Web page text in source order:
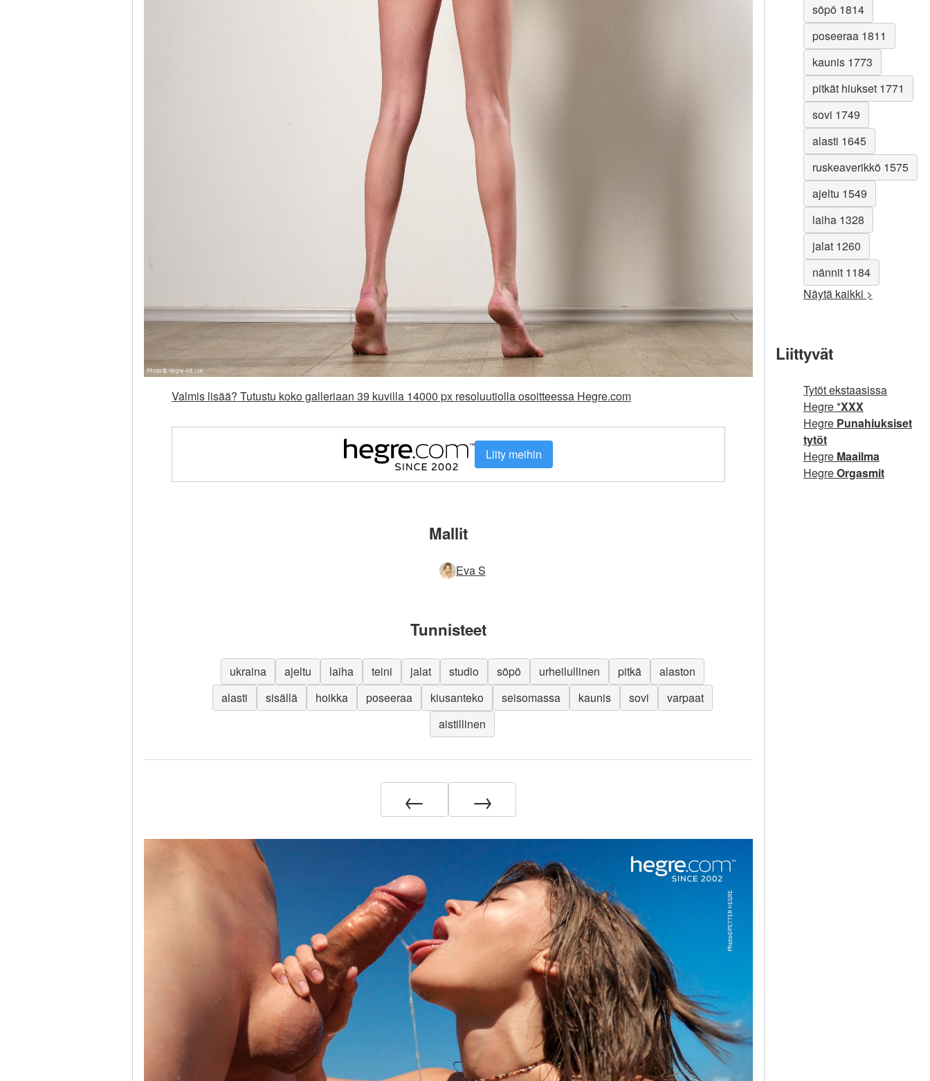
Valmis lisää? Tutustu koko galleriaan 39 kuvilla 14000 px resoluutiolla osoitteessa Hegre.com
Liity meihin
Mallit
Eva S
Tunnisteet
ukraina ajeltu laiha teini jalat studio söpö urheilullinen pitkä
alaston
alasti
sisällä hoikka poseeraa kiusanteko seisomassa kaunis sovi
varpaat
aistillinen
← →
söpö 1814
poseeraa 1811
kaunis 1773
pitkät hiukset 1771
sovi 1749
alasti 1645
ruskeaverikkö 1575
ajeltu 1549
laiha 1328
jalat 1260
nännit 1184
Näytä kaikki >
Liittyvät
Tytöt ekstaasissa
Hegre *XXX
Hegre Punahiuksiset
tytöt
Hegre Maailma
HegreOrgasmit